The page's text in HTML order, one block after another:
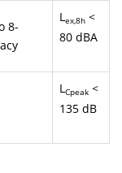
8-
Lex,8h <
80 dBA
LCpeak <
135 dB